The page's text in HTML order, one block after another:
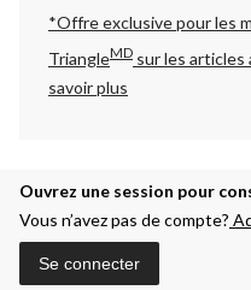
*Offre exclusive pour les
TriangleMD sur les articles
savoir plus
Ouvrez une session pour
Vous n’avez pas de compte?
Se connecter